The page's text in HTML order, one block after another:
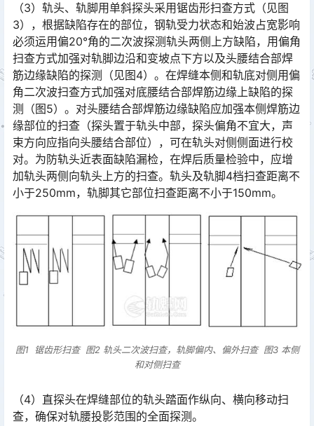
（3）轨头、轨脚用单斜探头采用锯齿形扫查方式（见图
3），根据缺陷存在的部位，钢轨受力状态和始波占宽影响
必须运用偏20°角的二次波探测轨头两侧上方缺陷，用偏角
扫查方式加强对轨脚边沿和变坡点下方以及头腰结合部焊
筋边缘缺陷的探测（见图4）。在焊缝本侧和轨底对侧用偏
角二次波扫查方式加强对底腰结合部焊筋边缘上缺陷的探
测（图5）。对头腰结合部焊筋边缘缺陷应加强本侧焊筋边
缘部位的扫查（探头置于轨头中部，探头偏角不宜大，声
束方向应指向头腰结合部位），可在轨头对侧侧面进行校
对。为防轨头近表面缺陷漏检，在焊后质量检验中，应增
加轨头两侧向轨头上方的扫查。轨头及轨脚4档扫查距离不
小于250mm，轨脚其它部位扫查距离不小于150mm。󠅅󠅃󠄵󠅂󠄪󠇖󠆨󠆨󠇕󠆞󠆒󠅬󠇘󠆭󠆘󠇙󠆝󠅵󠇗󠆭󠆁󠄐󠇗󠅹󠅸󠇖󠆍󠅳󠇖󠅹󠅰󠇖󠆌󠅹
图1 锯齿形扫查 图2 轨头二次波扫查，轨脚偏内、偏外扫查 图3 本侧
和对侧扫查
（4）直探头在焊缝部位的轨头踏面作纵向、横向移动扫
查，确保对轨腰投影范围的全面探测。